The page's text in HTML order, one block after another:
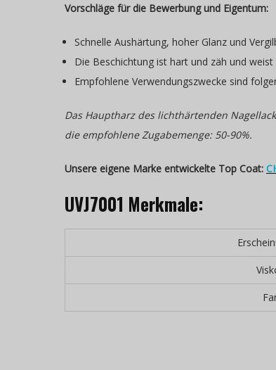
Vorschläge für die Bewerbungund Eigentum:
Schnelle Aushärtung, hoher Glanz und
Die Beschichtung ist hart und zäh und
Empfohlene Verwendungszwecke sind
Das Hauptharz des lichthärtenden
die empfohlene Zugabemenge: 50-90%.
Unsere eigene Marke entwickelte Top Coat:
UVJ7001 Merkmale: